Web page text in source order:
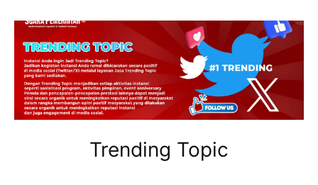
Trending Topic